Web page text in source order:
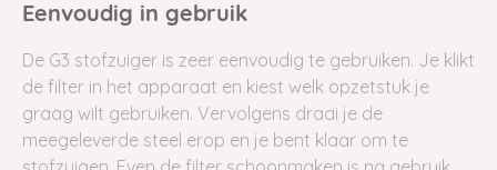
Eenvoudig in gebruik
De G3 stofzuiger is zeer eenvoudig te gebruiken. Je klikt
de filter in het apparaat en kiest welk opzetstuk je
graag wilt gebruiken. Vervolgens draai je de
meegeleverde steel erop en je bent klaar om te